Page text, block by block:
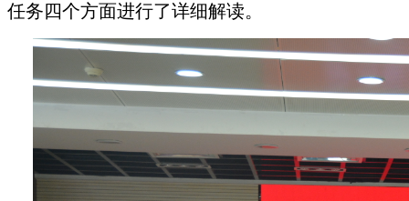
任务四个方面进行了详细解读。